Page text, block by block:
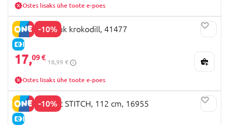
Ostes lisaks ühe toote e-poes
-10%
E-HIND
BESTWAY ujuk krokodill, 41477
17,09 €
18,99 €
Ostes lisaks ühe toote e-poes
-10%
E-HIND
MONDO paat STITCH, 112 cm, 16955